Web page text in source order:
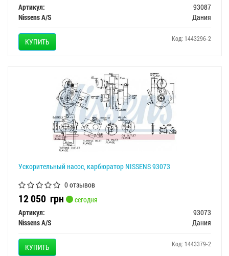
Артикул:
93087
Nissens A/S
Дания
КУПИТЬ Код: 1443296-2
Ускорительный насос, карбюратор NISSENS 93073
0 отзывов
12 050 грн
сегодня
Артикул:
93073
Nissens A/S
Дания
КУПИТЬ Код: 1443379-2